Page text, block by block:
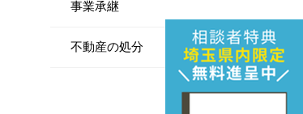
事業承継
不動産の処分